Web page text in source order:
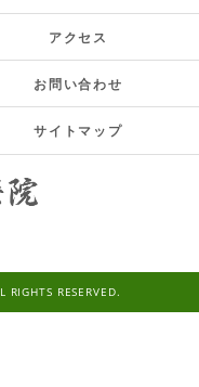
アクセス
お問い合わせ
サイトマップ
RESERVED.